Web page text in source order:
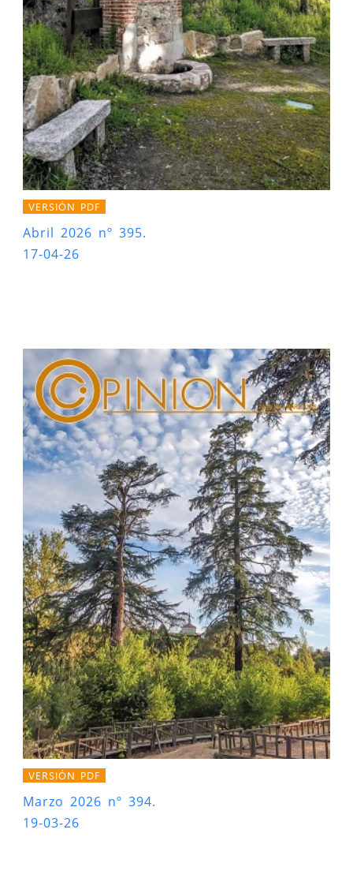
VERSIÓN PDF
Abril 2026 nº 395.
17-04-26
VERSIÓN PDF
Marzo 2026 nº 394.
19-03-26